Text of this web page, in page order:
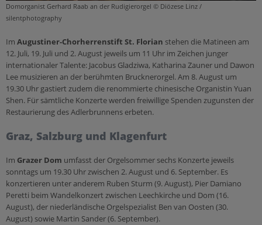
Domorganist Gerhard Raab an der Rudigierorgel © Diözese Linz /
silentphotography
Im Augustiner-Chorherrenstift St. Florian stehen die Matineen am
12. Juli, 19. Juli und 2. August jeweils um 11 Uhr im Zeichen junger
internationaler Talente: Jacobus Gladziwa, Katharina Zauner und Dawon
Lee musizieren an der berühmten Brucknerorgel. Am 8. August um
19.30 Uhr gastiert zudem die renommierte chinesische Organistin Yuan
Shen. Für sämtliche Konzerte werden freiwillige Spenden zugunsten der
Restaurierung des Adlerbrunnens erbeten.
Graz, Salzburg und Klagenfurt
Im Grazer Dom umfasst der Orgelsommer sechs Konzerte jeweils
sonntags um 19.30 Uhr zwischen 2. August und 6. September. Es
konzertieren unter anderem Ruben Sturm (9. August), Pier Damiano
Peretti beim Wandelkonzert zwischen Leechkirche und Dom (16.
August), der niederländische Orgelspezialist Ben van Oosten (30.
August) sowie Martin Sander (6. September).